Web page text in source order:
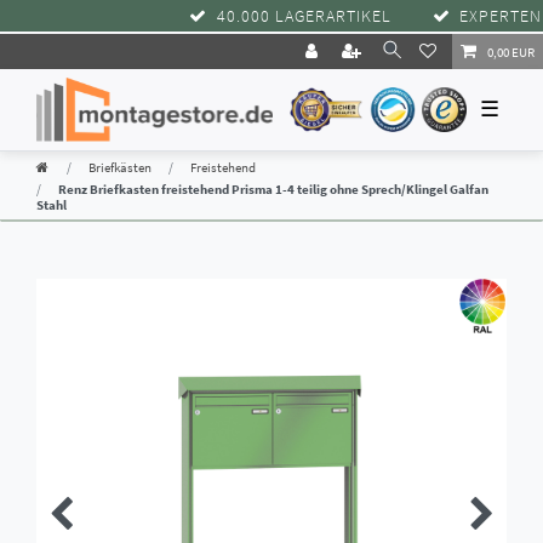
40.000 LAGERARTIKEL
0,00 EUR
☰
Briefkästen
Freistehend
Renz Briefkasten freistehend Prisma 1-4 teilig ohne Sprech/Klingel Galfan
Stahl